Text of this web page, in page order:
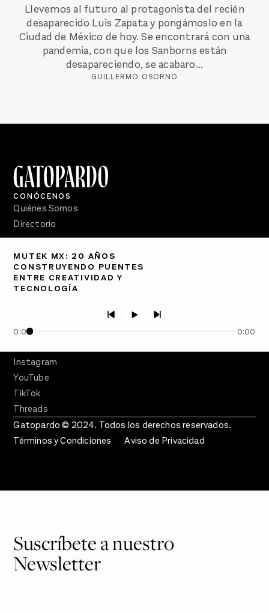
Llevemos al futuro al protagonista del recién
desaparecido Luis Zapata y pongámoslo en la
Ciudad de México de hoy. Se encontrará con una
pandemia, con que los Sanborns están
desapareciendo, se acabaro...
GUILLERMO OSORNO
MUTEK MX: 20 AÑOS
CONSTRUYENDO PUENTES
ENTRE CREATIVIDAD Y
TECNOLOGÍA
0:00 0:00
CONÓCENOS
Quiénes Somos
Directorio
Semanario Gatopardo
En Qué Momento
Crecer en Distopía
Facebook
Instagram
YouTube
TikTok
Threads
Gatopardo © 2024. Todos los derechos reservados.
Términos y Condiciones
Aviso de Privacidad
Suscríbete a nuestro
Newsletter